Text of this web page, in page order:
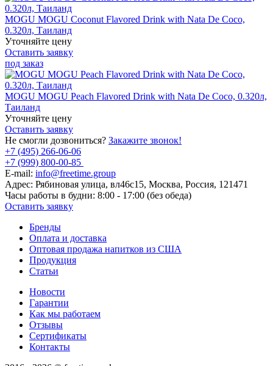
MOGU MOGU Coconut Flavored Drink with Nata De Coco,
0.320л, Таиланд
Уточняйте цену
Оставить заявку
под заказ
MOGU MOGU Peach Flavored Drink with Nata De Coco, 0.320л,
Таиланд
Уточняйте цену
Оставить заявку
Не смогли дозвониться? Закажите звонок!
+7 (495) 266-06-06
+7 (999) 800-00-85
E-mail: info@freetime.group
Адрес: Рябиновая улица, вл46с15, Москва, Россия, 121471
Часы работы в будни: 8:00 - 17:00 (без обеда)
Оставить заявку
Бренды
Оплата и доставка
Оптовая продажа напитков из США
Продукция
Статьи
Новости
Гарантии
Как мы работаем
Отзывы
Сертификаты
Контакты